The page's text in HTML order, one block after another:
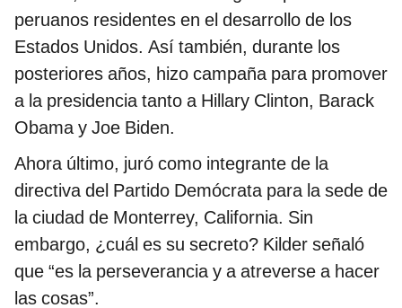
peruanos residentes en el desarrollo de los
Estados Unidos. Así también, durante los
posteriores años, hizo campaña para promover
a la presidencia tanto a Hillary Clinton, Barack
Obama y Joe Biden.
Ahora último, juró como integrante de la
directiva del Partido Demócrata para la sede de
la ciudad de Monterrey, California. Sin
embargo, ¿cuál es su secreto? Kilder señaló
que “es la perseverancia y a atreverse a hacer
las cosas”.